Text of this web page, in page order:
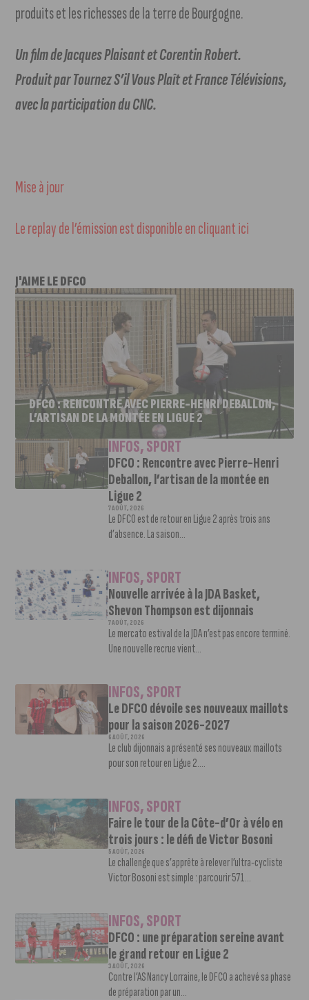
produits et les richesses de la terre de Bourgogne.
Un film de Jacques Plaisant et Corentin Robert.
Produit par Tournez S’il Vous Plaît et France Télévisions,
avec la participation du CNC.
Mise à jour
Le replay de l’émission est disponible en cliquant ici
J'AIME LE DFCO
DFCO : RENCONTRE AVEC PIERRE-HENRI DEBALLON,
L’ARTISAN DE LA MONTÉE EN LIGUE 2
INFOS,SPORT
DFCO : Rencontre avec Pierre-Henri
Deballon, l’artisan de la montée en
Ligue 2
7 AOÛT, 2026
Le DFCO est de retour en Ligue 2 après trois ans
d’absence. La saison...
INFOS,SPORT
Nouvelle arrivée à la JDA Basket,
Shevon Thompson est dijonnais
7 AOÛT, 2026
Le mercato estival de la JDA n’est pas encore terminé.
Une nouvelle recrue vient...
INFOS,SPORT
Le DFCO dévoile ses nouveaux maillots
pour la saison 2026-2027
6 AOÛT, 2026
Le club dijonnais a présenté ses nouveaux maillots
pour son retour en Ligue 2....
INFOS,SPORT
Faire le tour de la Côte-d’Or à vélo en
trois jours : le défi de Victor Bosoni
5 AOÛT, 2026
Le challenge que s’apprête à relever l’ultra-cycliste
Victor Bosoni est simple : parcourir 571...
INFOS,SPORT
DFCO : une préparation sereine avant
le grand retour en Ligue 2
3 AOÛT, 2026
Contre l’AS Nancy Lorraine, le DFCO a achevé sa phase
de préparation par un...